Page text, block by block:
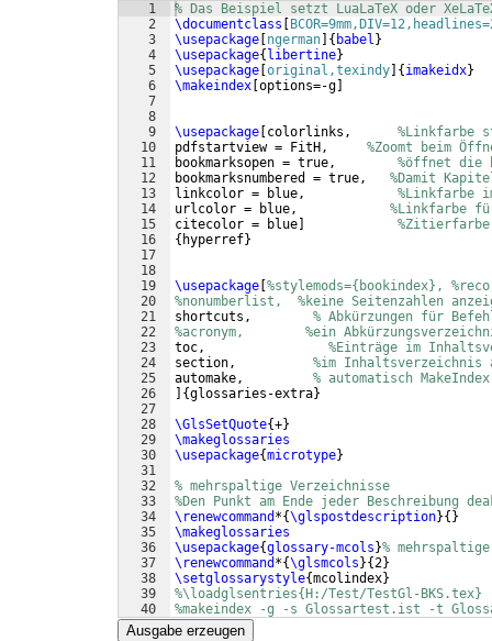
1
2
3
4
5
6
7
8
9
10
11
12
13
14
15
16
17
18
19
20
21
22
23
24
25
26
27
28
29
30
31
32
33
34
35
36
37
38
39
40
41
% Das Beispiel setzt LuaLaTeX oder
\documentclass
\usepackage ngerman { babel }
\usepackage{ libertine}
\usepackage original,texindy { imakeidx}
\makeindex options=-g
\usepackage colorlinks, %Linkfarbe
pdfstartview = FitH, %Zoomt beim
bookmarksopen = true, %öffnet die
bookmarksnumbered = true, %Damit
linkcolor = blue, %Linkfarbe
urlcolor = blue, %Linkfarbe
citecolor = blue
{ hyperref}
\usepackage %stylemods={bookindex},
%nonumberlist,  %keine Seitenzahlen
shortcuts, % Abkürzungen für
%acronym,        %ein
toc, %Einträge im
section, %im Inhaltsverzeichnis
automake, % automatisch
{glossaries-extra}
\GlsSetQuote{+}
\makeglossaries
\usepackage{microtype}
% mehrspaltige Verzeichnisse
%Den Punkt am Ende jeder Beschreibung
\renewcommand *{\glspostdescription}{ }
\makeglossaries
\usepackage{glossary-mcols }%
\renewcommand *{\glsmcols }{2}
\setglossarystyle{mcolindex}
%\loadglsentries{H:/Test/TestGl-BKS.tex}
%makeindex -g -s Glossartest.ist -t
%Glossartest.glo
Ausgabe erzeugen